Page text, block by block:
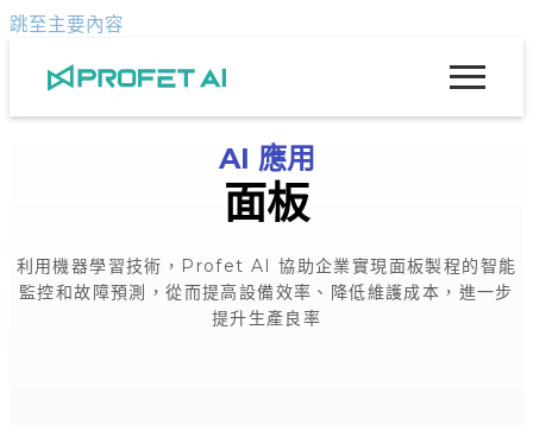
跳至主要內容
AI 應用
面板
利用機器學習技術，Profet AI 協助企業實現面板製程的智能
監控和故障預測，從而提高設備效率、降低維護成本，進一步
提升生產良率